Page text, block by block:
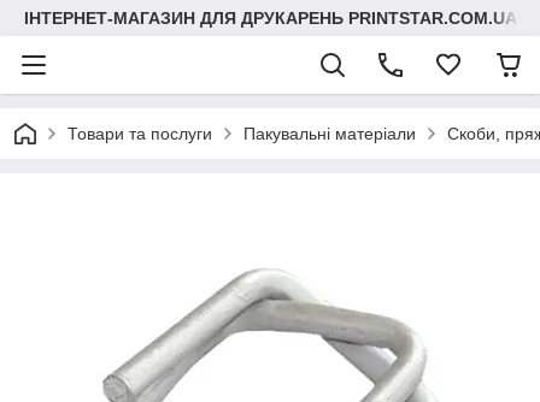
ІНТЕРНЕТ-МАГАЗИН ДЛЯ ДРУКАРЕНЬ PRINTSTAR.COM.UA
Товари та послуги Пакувальні матеріали Скоби,